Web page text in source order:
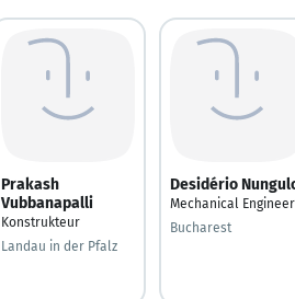
Prakash
Vubbanapalli
Konstrukteur
Landau in der Pfalz
Desidério
Mechanical Engineer
Bucharest